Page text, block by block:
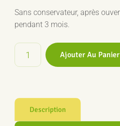
Sans conservateur, après
pendant 3 mois.
quantité
Pommes
250ml
Ajouter Au Panier
Description